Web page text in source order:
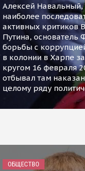
Алексей Навальный,
наиболее
активных критиков
Путина, основатель
борьбы с
в колонии в Харпе
кругом 16 февраля
отбывал там
целому ряду
ОБЩЕСТВО